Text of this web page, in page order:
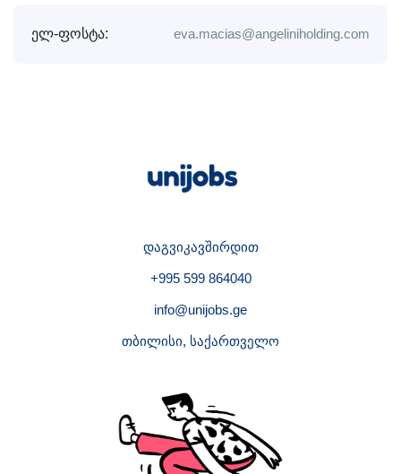
ელ-ფოსტა: eva.macias@angeliniholding.com
დაგვიკავშირდით
+995 599 864040
info@unijobs.ge
თბილისი, საქართველო